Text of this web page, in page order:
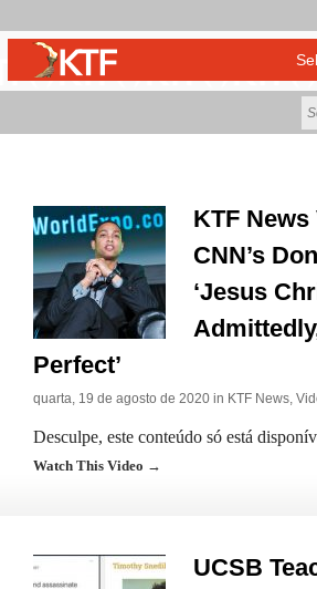
KTF News
CNN’s
‘Jesus
Perfect’
quarta, 19 de agosto de 2020 in KTF News,
Desculpe, este conteúdo só está
Watch This Video →
UCSB